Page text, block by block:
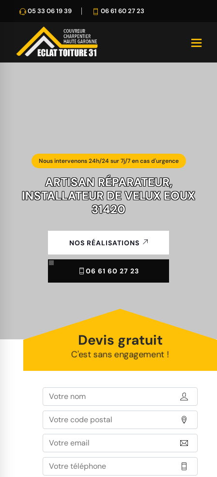
05 33 06 19 39 06 61 60 27 23
Nous intervenons 24h/24 sur 7j/7 en cas d'urgence
ARTISAN RÉPARATEUR,
INSTALLATEUR DE VELUX EOUX
31420
NOS RÉALISATIONS
06 61 60 27 23
Devis gratuit
C'est sans engagement !